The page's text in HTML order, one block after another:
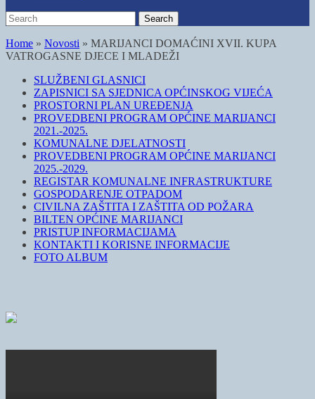
Search
for:
Search
Home » Novosti » MARIJANCI DOMAĆINI XVII. KUPA
VATROGASNE DJECE I MLADEŽI
SLUŽBENI GLASNICI
ZAPISNICI SA SJEDNICA OPĆINSKOG VIJEĆA
PROSTORNI PLAN UREĐENJA
PROVEDBENI PROGRAM OPĆINE MARIJANCI
2021.-2025.
KOMUNALNE DJELATNOSTI
PROVEDBENI PROGRAM OPĆINE MARIJANCI
2025.-2029.
REGISTAR KOMUNALNE INFRASTRUKTURE
GOSPODARENJE OTPADOM
CIVILNA ZAŠTITA I ZAŠTITA OD POŽARA
BILTEN OPĆINE MARIJANCI
PRISTUP INFORMACIJAMA
KONTAKTI I KORISNE INFORMACIJE
FOTO ALBUM